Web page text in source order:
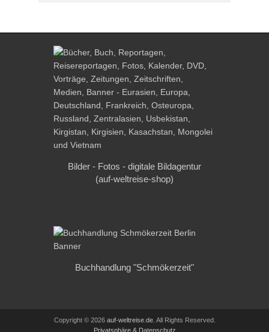
Bilder - Fotos - digitale Bildagentur
(auf-weltreise-shop)
Buchhandlung "Schmökerzeit"
Copyright © 2026 auf-weltreise.de. All Rights Reserved.
Privatsphäre & Datenschutz